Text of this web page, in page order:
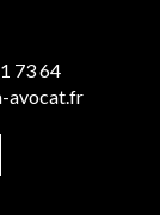
73 64
avocat.fr